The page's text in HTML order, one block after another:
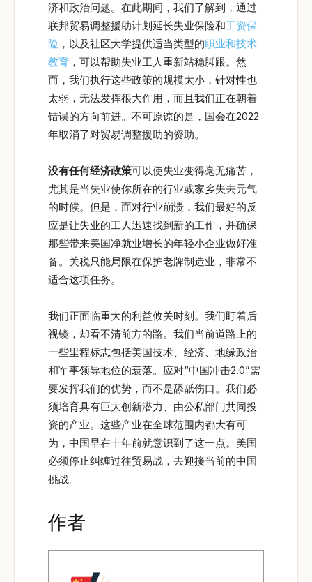
济和政治问题。在此期间，我们了解到，通过
联邦贸易调整援助计划延长失业保险和工资保
险 ，以及社区大学提供适当类型的职业和技术
教育 ，可以帮助失业工人重新站稳脚跟。然
而，我们执行这些政策的规模太小，针对性也
太弱，无法发挥很大作用，而且我们正在朝着
错误的方向前进。不可原谅的是，国会在2022
年取消了对贸易调整援助的资助。
没有任何经济政策可以使失业变得毫无痛苦，
尤其是当失业使你所在的行业或家乡失去元气
的时候。但是，面对行业崩溃，我们最好的反
应是让失业的工人迅速找到新的工作，并确保
那些带来美国净就业增长的年轻小企业做好准
备。关税只能局限在保护老牌制造业，非常不
适合这项任务。
我们正面临重大的利益攸关时刻。我们盯着后
视镜，却看不清前方的路。我们当前道路上的
一些里程标志包括美国技术、经济、地缘政治
和军事领导地位的衰落。应对“中国冲击2.0”需
要发挥我们的优势，而不是舔舐伤口。我们必
须培育具有巨大创新潜力、由公私部门共同投
资的产业。这些产业在全球范围内都大有可
为，中国早在十年前就意识到了这一点。美国
必须停止纠缠过往贸易战，去迎接当前的中国
挑战。
作者